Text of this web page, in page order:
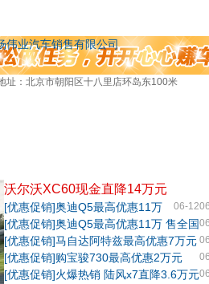
伟业汽车销售有限公司
址：北京市朝阳区十八里店环岛东100米
沃尔沃XC60现金直降14万元
[优惠促销]奥迪Q5最高优惠11万 06-12
[优惠促销]奥迪Q5最高优惠11万 售全国
[优惠促销]马自达阿特兹最高优惠7万元
[优惠促销]购宝骏730最高优惠2万元
[优惠促销]火爆热销 陆风x7直降3.6万元